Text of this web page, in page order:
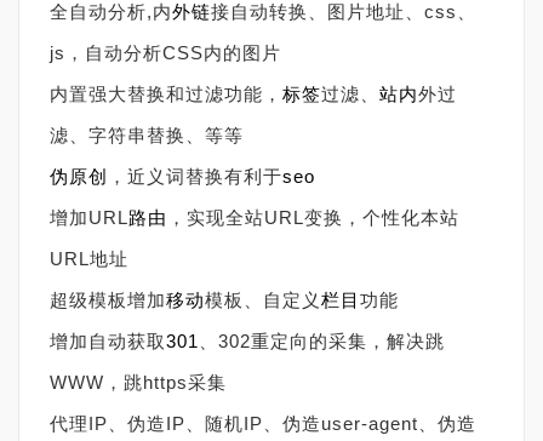
全自动分析,内外链接自动转换、图片地址、css、
js，自动分析CSS内的图片
内置强大替换和过滤功能， 标签过滤、 站内外过
滤、字符串替换、等等
伪原创
，近义词替换有利于seo
增加URL路由 ，实现全站URL变换，个性化本站
URL地址
超级模板增加移动模板、自定义 栏目 功能
增加自动获取301
、302重定向的采集，解决跳
WWW，跳https采集
代理IP、伪造IP、随机IP、伪造user-agent、伪造